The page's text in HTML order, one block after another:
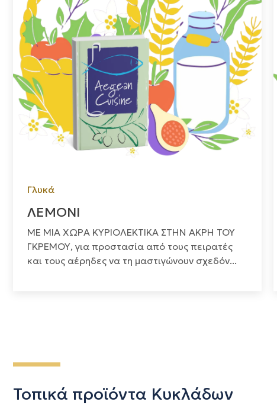
Γλυκά
ΛΕΜΟΝΙ
ΜΕ ΜΙΑ ΧΩΡΑ ΚΥΡΙΟΛΕΚΤΙΚΑ ΣΤΗΝ ΑΚΡΗ ΤΟΥ
ΓΚΡΕΜΟΥ, για προστασία από τους πειρατές
και τους αέρηδες να τη μαστιγώνουν σχεδόν...
Τοπικά προϊόντα Κυκλάδων